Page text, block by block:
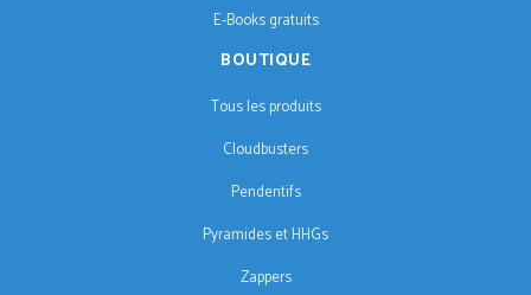
E-Books gratuits
BOUTIQUE
Tous les produits
Cloudbusters
Pendentifs
Pyramides et HHGs
Zappers